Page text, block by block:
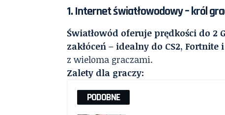
1. Internet światłowodowy – król
Światłowód oferuje prędkości do 2
zakłóceń – idealny do CS2, Fortnite
z wieloma graczami.
Zalety dla graczy:
PODOBNE